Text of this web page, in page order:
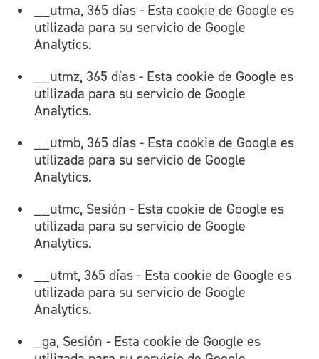
__utma, 365 días - Esta cookie de Google es
utilizada para su servicio de Google
Analytics.
__utmz, 365 días - Esta cookie de Google es
utilizada para su servicio de Google
Analytics.
__utmb, 365 días - Esta cookie de Google es
utilizada para su servicio de Google
Analytics.
__utmc, Sesión - Esta cookie de Google es
utilizada para su servicio de Google
Analytics.
__utmt, 365 días - Esta cookie de Google es
utilizada para su servicio de Google
Analytics.
_ga, Sesión - Esta cookie de Google es